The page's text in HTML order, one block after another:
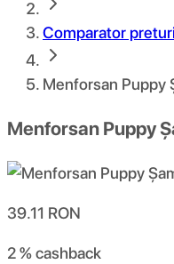
Comparator preturi
Menforsan Puppy
Menforsan Puppy
39.11 RON
2 %cashback